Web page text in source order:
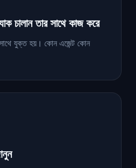
চালান তার সাথে কাজ করে
যুক্ত হয়। কোন এজেন্ট কোন